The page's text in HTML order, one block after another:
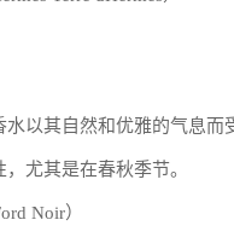
水以其自然和优雅的气息
尤其是在春秋季节。
Noir）